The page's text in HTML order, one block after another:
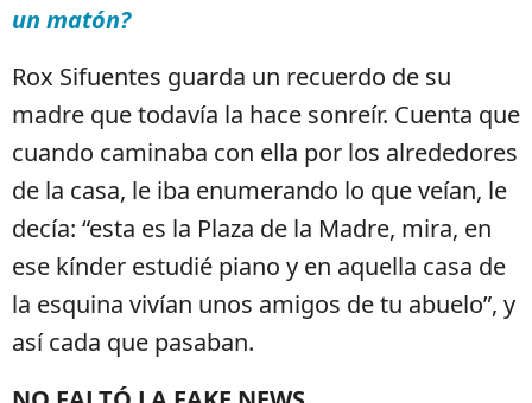
un matón?
Rox Sifuentes guarda un recuerdo de su
madre que todavía la hace sonreír. Cuenta que
cuando caminaba con ella por los alrededores
de la casa, le iba enumerando lo que veían, le
decía: “esta es la Plaza de la Madre, mira, en
ese kínder estudié piano y en aquella casa de
la esquina vivían unos amigos de tu abuelo”, y
así cada que pasaban.